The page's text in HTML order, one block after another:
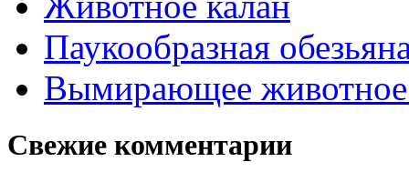
Паукообразная
Вымирающее
Свежие комментарии